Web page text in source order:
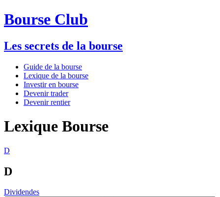
Bourse Club
Les secrets de la bourse
Guide de la bourse
Lexique de la bourse
Investir en bourse
Devenir trader
Devenir rentier
Lexique Bourse
D
D
Dividendes